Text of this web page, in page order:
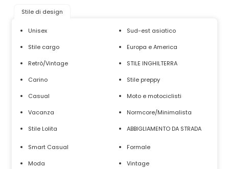
Stile di design
Unisex
Stile cargo
Retrò/Vintage
Carino
Casual
Vacanza
Stile Lolita
Sud-est asiatico
Europa e America
STILE INGHILTERRA
Stile preppy
Moto e motociclisti
Normcore/Minimalista
ABBIGLIAMENTO DA STRADA
Smart Casual
Moda
Formale
Vintage